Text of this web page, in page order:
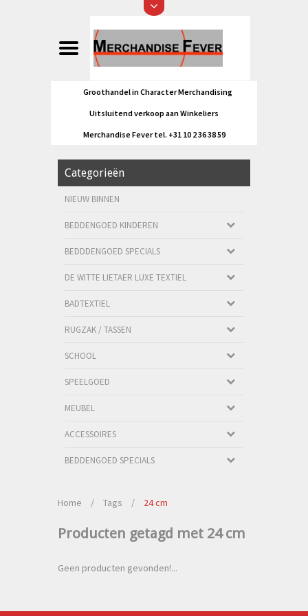
Groothandel in Character Merchandising
Uitsluitend verkoop aan Winkeliers
Merchandise Fever tel. +31 10 2 36 38 59
Categorieën
NIEUW BINNEN
BEDDENGOED KINDEREN
BEDDDENGOED SPECIALS
DE WITTE LIETAER LUXE TEXTIEL
BADTEXTIEL
RUGZAK / TASSEN
SCHOOL
SPEELGOED
MEUBEL
ACCESSOIRES
BEDDENGOED SPECIALS
Home / Tags / 24 cm
Producten getagd met 24 cm
Geen producten gevonden!...